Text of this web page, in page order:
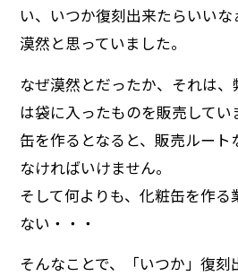
い、いつか復刻出来たらいいな
漠然と思っていました。
なぜ漠然とだったか、それは
は袋に入ったものを販売してい
缶を作るとなると、販売ルート
なければいけません。
そして何よりも、化粧缶を作
ない・・・
そんなことで、「いつか」復刻